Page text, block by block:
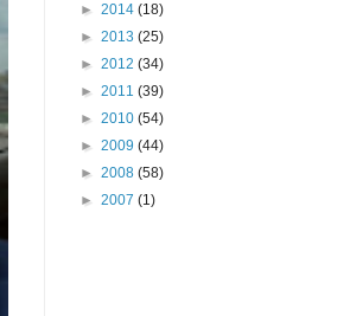
► 2014 (18)
► 2013 (25)
► 2012 (34)
► 2011 (39)
► 2010 (54)
► 2009 (44)
► 2008 (58)
► 2007 (1)